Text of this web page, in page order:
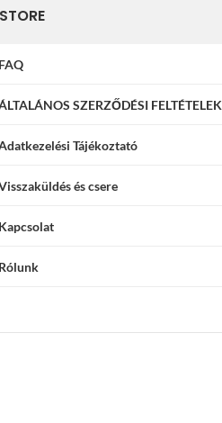
STORE
FAQ
SZERZŐDÉSI FELTÉTELEK
Tájékoztató
és csere
Kapcsolat
Rólunk